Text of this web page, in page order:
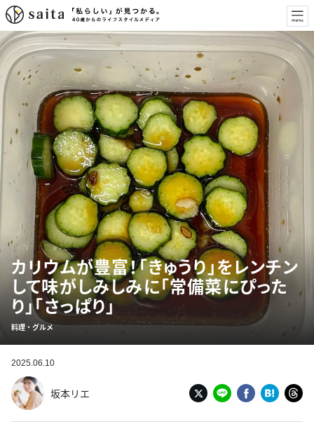
カリウムが豊富！「きゅうり」をレンチン
して味がしみしみに「常備菜にぴった
り」「さっぱり」
料理・グルメ
2025.06.10
坂本リエ